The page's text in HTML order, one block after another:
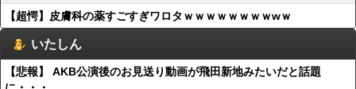
【超愕】皮膚科の薬すごすぎワロタｗｗｗｗｗｗｗｗwｗ
いたしん
【悲報】 AKB公演後のお見送り動画が飛田新地みたいだと話題